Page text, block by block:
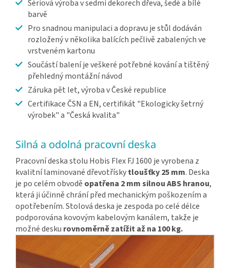
Sériová výroba v sedmi dekorech dřeva, šedé a bílé
barvě
Pro snadnou manipulaci a dopravu je stůl dodáván
rozložený v několika balících pečlivě zabalených ve
vrstveném kartonu
Součástí balení je veškeré potřebné kování a tištěný
přehledný montážní návod
Záruka pět let, výroba v České republice
Certifikace ČSN a EN, certifikát "Ekologicky šetrný
výrobek" a "Česká kvalita"
Silná a odolná pracovní deska
Pracovní deska stolu Hobis Flex FJ 1600 je vyrobena z
kvalitní laminované dřevotřískytloušťky 25 mm. Deska
je po celém obvodě opatřena 2 mm silnou ABS hranou,
která ji účinně chrání před mechanickým poškozením a
opotřebením. Stolová deska je zespoda po celé délce
podporována kovovým kabelovým kanálem, takže je
možné desku rovnoměrně zatížit až na 100 kg.